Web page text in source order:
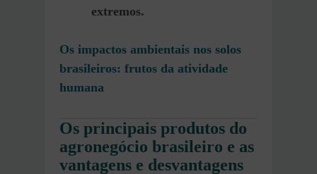
extremos.
Os impactos ambientais nos solos
brasileiros: frutos da atividade
humana
Os principais produtos do
agronegócio brasileiro e as
vantagens e desvantagens